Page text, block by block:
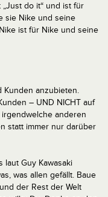
do it“ und ist für
sie Nike und seine
ist für Nike und seine
Kunden anzubieten.
– UND NICHT auf
anderen
statt immer nur darüber
laut Guy Kawasaki
was allen gefällt. Baue
der Rest der Welt